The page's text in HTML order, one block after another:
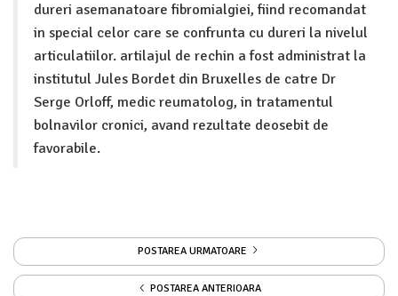
dureri asemanatoare fibromialgiei, fiind recomandat
in special celor care se confrunta cu dureri la nivelul
articulatiilor. artilajul de rechin a fost administrat la
institutul Jules Bordet din Bruxelles de catre Dr
Serge Orloff, medic reumatolog, in tratamentul
bolnavilor cronici, avand rezultate deosebit de
favorabile.
POSTAREA URMATOARE
POSTAREA ANTERIOARA